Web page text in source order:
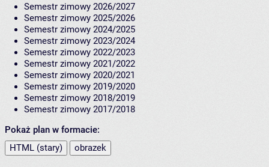
Semestr zimowy 2026/2027
Semestr zimowy 2025/2026
Semestr zimowy 2024/2025
Semestr zimowy 2023/2024
Semestr zimowy 2022/2023
Semestr zimowy 2021/2022
Semestr zimowy 2020/2021
Semestr zimowy 2019/2020
Semestr zimowy 2018/2019
Semestr zimowy 2017/2018
Pokaż plan w formacie:
HTML (stary)
obrazek